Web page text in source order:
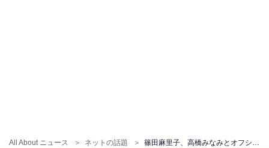
All About ニュース ネットの話題